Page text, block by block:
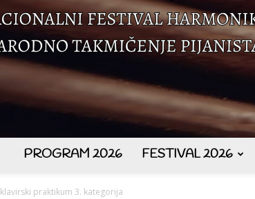
PROGRAM 2026 FESTIVAL 2026
klavirski praktikum 3. kategorija